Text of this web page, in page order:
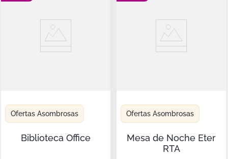
Ofertas Asombrosas
Biblioteca Office
Ofertas Asombrosas
Mesa de Noche Eter
RTA